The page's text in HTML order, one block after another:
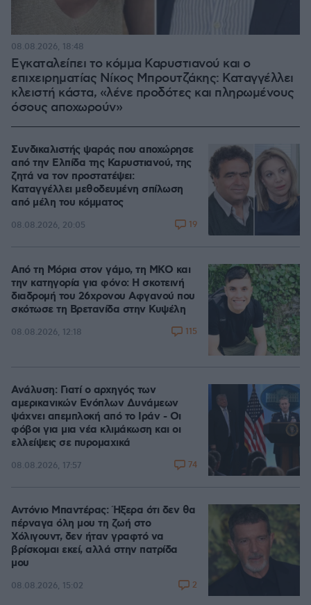
Εγκαταλείπει το κόμμα Καρυστιανού και ο
επιχειρηματίας Νίκος Μπρουτζάκης: Καταγγέλλει
κλειστή κάστα, «λένε προδότες και πληρωμένους
όσους αποχωρούν»
08.08.2026, 18:48
Συνδικαλιστής ψαράς που αποχώρησε
από την Ελπίδα της Καρυστιανού, της
ζητά να τον προστατέψει:
Καταγγέλλει μεθοδευμένη σπίλωση
από μέλη του κόμματος
08.08.2026, 20:05 19
Από τη Μόρια στον γάμο, τη ΜΚΟ και
την κατηγορία για φόνο: Η σκοτεινή
διαδρομή του 26χρονου Αφγανού που
σκότωσε τη Βρετανίδα στην Κυψέλη
08.08.2026, 12:18 115
Ανάλυση: Γιατί ο αρχηγός των
αμερικανικών Ενόπλων Δυνάμεων
ψάχνει απεμπλοκή από το Ιράν - Οι
φόβοι για μια νέα κλιμάκωση και οι
ελλείψεις σε πυρομαχικά
08.08.2026, 17:57 74
Αντόνιο Μπαντέρας: Ήξερα ότι δεν θα
πέρναγα όλη μου τη ζωή στο
Χόλιγουντ, δεν ήταν γραφτό να
βρίσκομαι εκεί, αλλά στην πατρίδα
μου
08.08.2026, 15:02 2